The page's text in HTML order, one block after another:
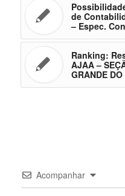
de
– Espec.
Ranking:
AJAA –
GRANDE
Acompanhar